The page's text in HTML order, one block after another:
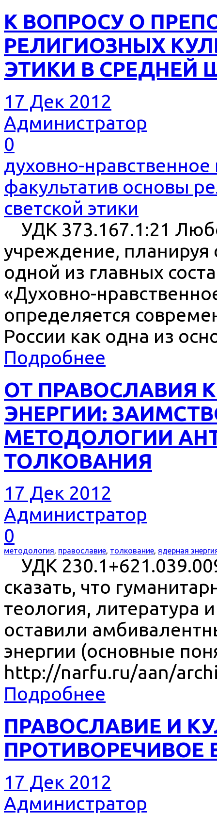
К ВОПРОСУ О
РЕЛИГИОЗНЫХ
ЭТИКИ В СРЕДНЕЙ
17 Дек 2012
Администратор
0
духовно-
факультатив основы
светской этики
УДК 373.167.1:21
учреждение, планируя
одной из главных
«Духовно-
определяется
России как одна из
Подробнее
ОТ ПРАВОСЛАВИЯ
ЭНЕРГИИ:
МЕТОДОЛОГИИ
ТОЛКОВАНИЯ
17 Дек 2012
Администратор
0
методология, православие, толкование, ядерная
УДК
сказать, что
теология, литература
оставили
энергии (основные
http://narfu.ru/aan/
Подробнее
ПРАВОСЛАВИЕ И
ПРОТИВОРЕЧИВОЕ
17 Дек 2012
Администратор